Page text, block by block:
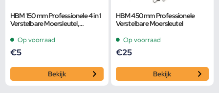
HBM 150 mm Professionele 4 in 1
Verstelbare Moersleutel,
Op voorraad
€5
Bekijk
HBM 450 mm Professionele
Verstelbare Moersleutel
Op voorraad
€25
Bekijk